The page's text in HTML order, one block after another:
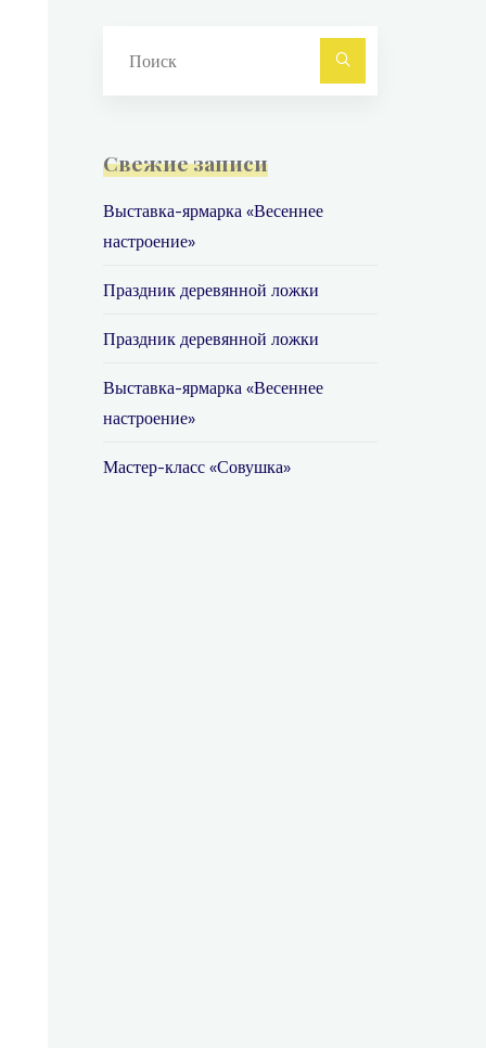
Поиск
Свежие записи
Выставка-ярмарка «Весеннее
настроение»
Праздник деревянной ложки
Праздник деревянной ложки
Выставка-ярмарка «Весеннее
настроение»
Мастер-класс «Совушка»